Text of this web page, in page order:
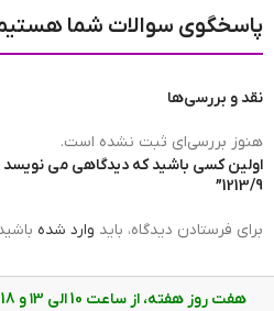
مبدا برند ساعت
برند ساعت
عرض بند
پاسخگوی سوالات شما
نقد و بررسی‌ها
هنوز بررسی‌ای ثبت نشده است.
اولین کسی باشید که دیدگاهی می
1213/9”
برای فرستادن دیدگاه، باید وارد شده
هفت روز هفته، از ساعت 10 الی ۱3 و 18 الی ۲2 پاسخگوی شما هستیم.